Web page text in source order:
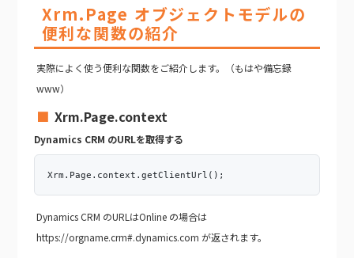
Xrm.Page オブジェクトモデルの
便利な関数の紹介
実際によく使う便利な関数をご紹介します。
（もはや備忘録
www）
Xrm.Page.context
Dynamics CRM のURLを取得する
Xrm.Page.context.getClientUrl();
Dynamics CRM のURLはOnline の場合は
https://orgname.crm#.dynamics.com が返されます。